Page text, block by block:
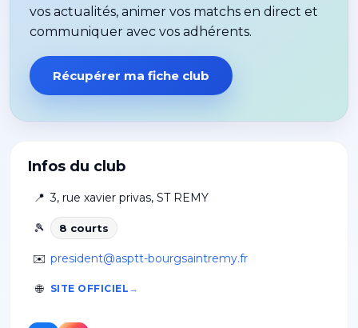
Infos du club
📍 3, rue xavier privas, ST REMY
🎾 8 courts
✉️ president@asptt-bourgsaintremy.fr
🌐 SITE OFFICIEL
vos actualités, animer vos matchs en direct et
communiquer avec vos adhérents.
Récupérer ma fiche club